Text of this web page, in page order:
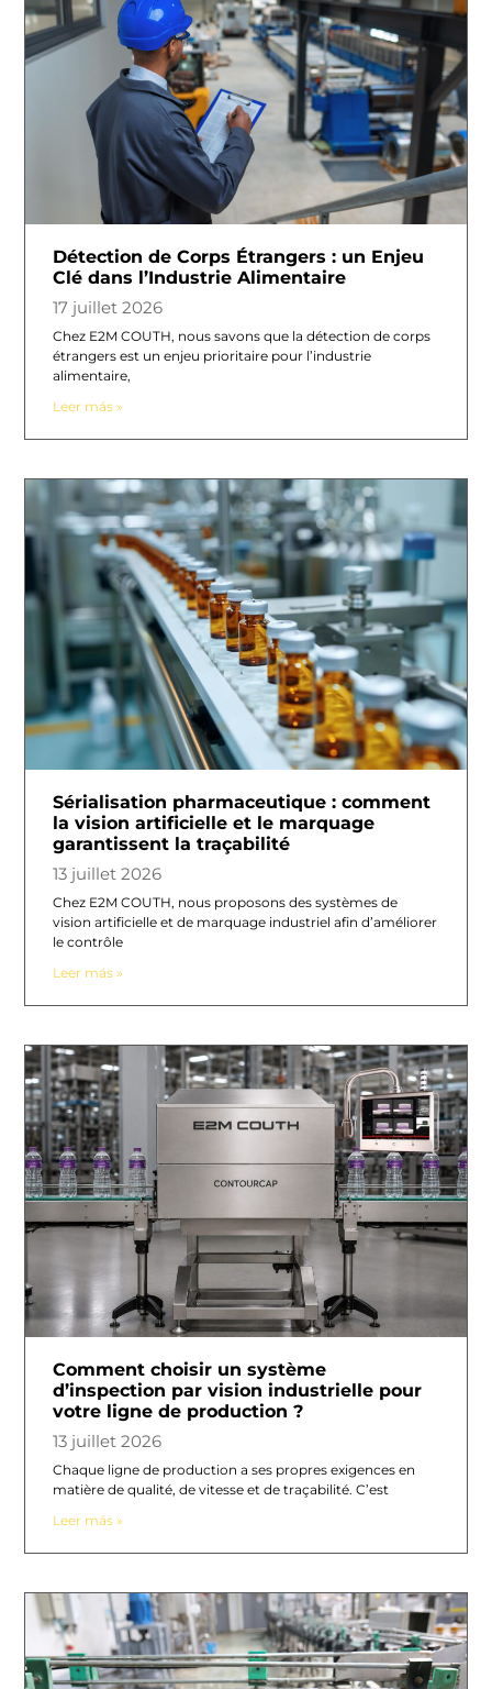
Détection de Corps Étrangers : un Enjeu
Clé dans l’Industrie Alimentaire
17 juillet 2026
Chez E2M COUTH, nous savons que la détection de corps
étrangers est un enjeu prioritaire pour l’industrie
alimentaire,
Leer más »
Sérialisation pharmaceutique : comment
la vision artificielle et le marquage
garantissent la traçabilité
13 juillet 2026
Chez E2M COUTH, nous proposons des systèmes de
vision artificielle et de marquage industriel afin d’améliorer
le contrôle
Leer más »
Comment choisir un système
d’inspection par vision industrielle pour
votre ligne de production ?
13 juillet 2026
Chaque ligne de production a ses propres exigences en
matière de qualité, de vitesse et de traçabilité. C’est
Leer más »